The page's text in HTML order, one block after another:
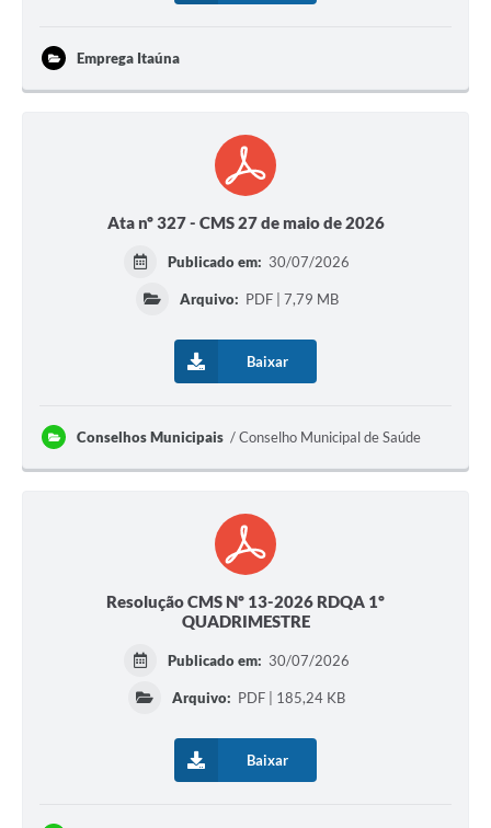
Emprega Itaúna
Ata nº 327 - CMS 27 de maio de 2026
Publicado em: 30/07/2026
Arquivo: PDF | 7,79 MB
Baixar
Conselhos Municipais Conselho Municipal de Saúde
Resolução CMS Nº 13-2026 RDQA 1º
QUADRIMESTRE
Publicado em: 30/07/2026
Arquivo: PDF | 185,24 KB
Baixar